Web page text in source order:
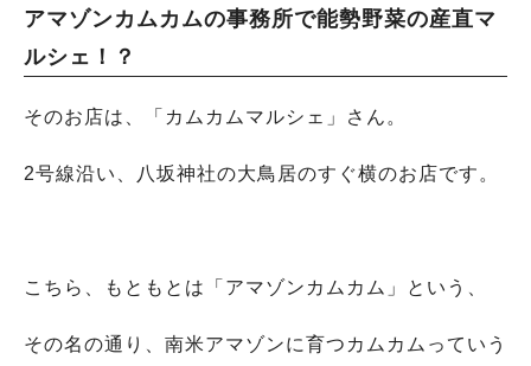
アマゾンカムカムの事務所で能勢野菜の産直マ
ルシェ！？
そのお店は、「カムカムマルシェ」さん。
2号線沿い、八坂神社の大鳥居のすぐ横のお店です。
こちら、もともとは「アマゾンカムカム」という、
その名の通り、南米アマゾンに育つカムカムっていう